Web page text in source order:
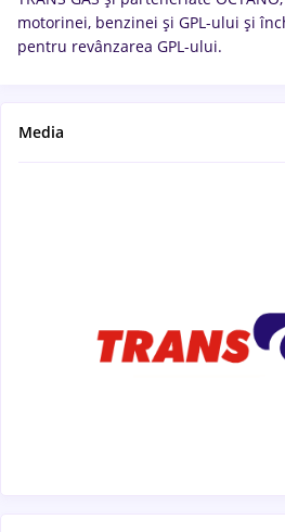
motorinei, benzinei și GPL-ului și
pentru revânzarea GPL-ului.
Media